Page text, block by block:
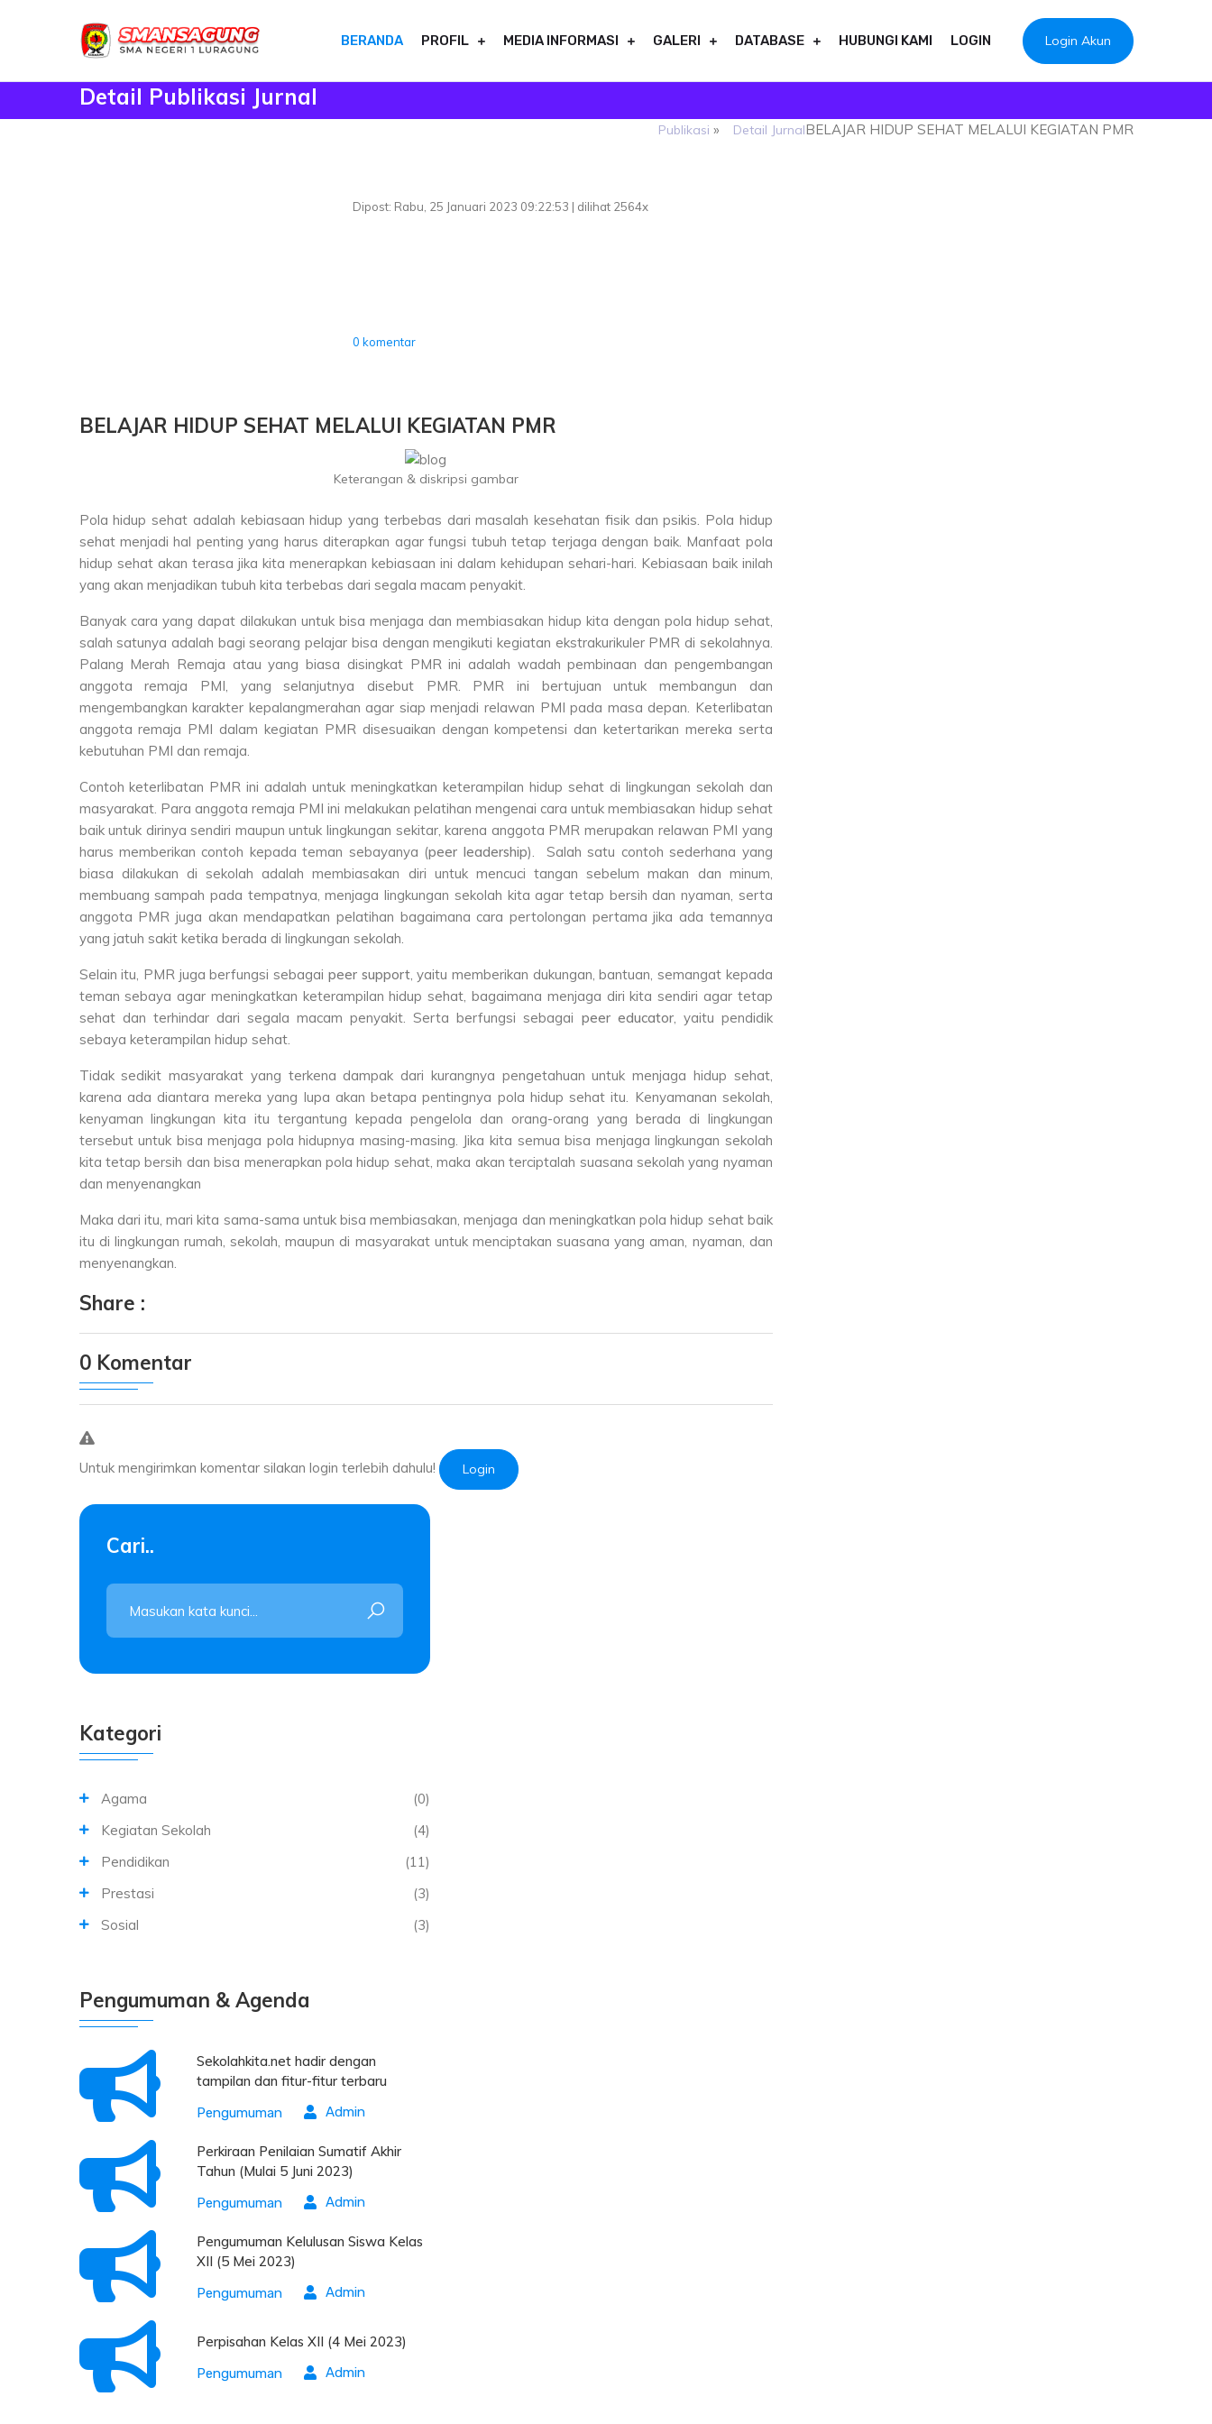
Login Akun
BERANDA PROFIL MEDIA INFORMASI GALERI DATABASE HUBUNGI KAMI LOGIN
Detail Publikasi Jurnal
Publikasi » Detail JurnalBELAJAR HIDUP SEHAT MELALUI KEGIATAN PMR
Dipost: Rabu, 25 Januari 2023 09:22:53 | dilihat 2564x
0 komentar
BELAJAR HIDUP SEHAT MELALUI KEGIATAN PMR
Keterangan & diskripsi gambar
Pola hidup sehat adalah kebiasaan hidup yang terbebas dari masalah kesehatan fisik dan psikis. Pola hidup
sehat menjadi hal penting yang harus diterapkan agar fungsi tubuh tetap terjaga dengan baik. Manfaat pola
hidup sehat akan terasa jika kita menerapkan kebiasaan ini dalam kehidupan sehari-hari. Kebiasaan baik inilah
yang akan menjadikan tubuh kita terbebas dari segala macam penyakit.
Banyak cara yang dapat dilakukan untuk bisa menjaga dan membiasakan hidup kita dengan pola hidup sehat,
salah satunya adalah bagi seorang pelajar bisa dengan mengikuti kegiatan ekstrakurikuler PMR di sekolahnya.
Palang Merah Remaja atau yang biasa disingkat PMR ini adalah wadah pembinaan dan pengembangan
anggota remaja PMI, yang selanjutnya disebut PMR. PMR ini bertujuan untuk membangun dan
mengembangkan karakter kepalangmerahan agar siap menjadi relawan PMI pada masa depan. Keterlibatan
anggota remaja PMI dalam kegiatan PMR disesuaikan dengan kompetensi dan ketertarikan mereka serta
kebutuhan PMI dan remaja.
Contoh keterlibatan PMR ini adalah untuk meningkatkan keterampilan hidup sehat di lingkungan sekolah dan
masyarakat. Para anggota remaja PMI ini melakukan pelatihan mengenai cara untuk membiasakan hidup sehat
baik untuk dirinya sendiri maupun untuk lingkungan sekitar, karena anggota PMR merupakan relawan PMI yang
harus memberikan contoh kepada teman sebayanya (peer leadership). Salah satu contoh sederhana yang
biasa dilakukan di sekolah adalah membiasakan diri untuk mencuci tangan sebelum makan dan minum,
membuang sampah pada tempatnya, menjaga lingkungan sekolah kita agar tetap bersih dan nyaman, serta
anggota PMR juga akan mendapatkan pelatihan bagaimana cara pertolongan pertama jika ada temannya
yang jatuh sakit ketika berada di lingkungan sekolah.
Selain itu, PMR juga berfungsi sebagai peer support, yaitu memberikan dukungan, bantuan, semangat kepada
teman sebaya agar meningkatkan keterampilan hidup sehat, bagaimana menjaga diri kita sendiri agar tetap
sehat dan terhindar dari segala macam penyakit. Serta berfungsi sebagai peer educator, yaitu pendidik
sebaya keterampilan hidup sehat.
Tidak sedikit masyarakat yang terkena dampak dari kurangnya pengetahuan untuk menjaga hidup sehat,
karena ada diantara mereka yang lupa akan betapa pentingnya pola hidup sehat itu. Kenyamanan sekolah,
kenyaman lingkungan kita itu tergantung kepada pengelola dan orang-orang yang berada di lingkungan
tersebut untuk bisa menjaga pola hidupnya masing-masing. Jika kita semua bisa menjaga lingkungan sekolah
kita tetap bersih dan bisa menerapkan pola hidup sehat, maka akan terciptalah suasana sekolah yang nyaman
dan menyenangkan
Maka dari itu, mari kita sama-sama untuk bisa membiasakan, menjaga dan meningkatkan pola hidup sehat baik
itu di lingkungan rumah, sekolah, maupun di masyarakat untuk menciptakan suasana yang aman, nyaman, dan
menyenangkan.
Share :
0 Komentar
Untuk mengirimkan komentar silakan login terlebih dahulu! Login
Cari..
Kategori
Agama
(0)
Kegiatan Sekolah
(4)
Pendidikan
(11)
Prestasi
(3)
Sosial
(3)
Pengumuman & Agenda
Sekolahkita.net hadir dengan
tampilan dan fitur-fitur terbaru
Pengumuman Admin
Perkiraan Penilaian Sumatif Akhir
Tahun (Mulai 5 Juni 2023)
Pengumuman Admin
Pengumuman Kelulusan Siswa Kelas
XII (5 Mei 2023)
Pengumuman Admin
Perpisahan Kelas XII (4 Mei 2023)
Pengumuman Admin